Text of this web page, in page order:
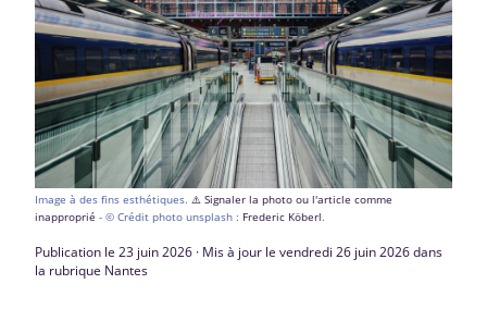
Image à des fins esthétiques. ⚠️ Signaler la photo ou l'article comme
inapproprié - © Crédit photo unsplash : Frederic Köberl.
Publication le 23 juin 2026 · Mis à jour le vendredi 26 juin 2026 dans
la rubrique Nantes